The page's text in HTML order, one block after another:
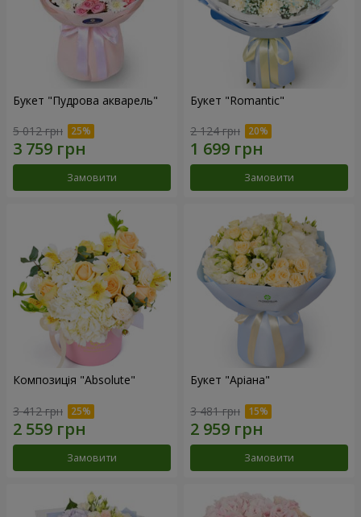
Букет "Пудрова акварель"
5 012 грн
Замовити
Букет "Romantic"
2 124 грн
Замовити
Композиція "Absolute"
3 412 грн
Замовити
Букет "Аріана"
3 481 грн
Замовити